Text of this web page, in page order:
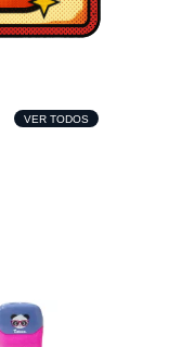
VER TODOS